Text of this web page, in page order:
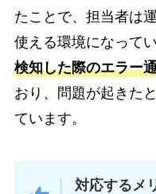
たことで、担当者は
使える環境になって
検知した際のエラー
おり、問題が起きた
ています。
対応するメ